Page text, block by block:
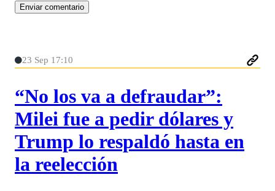
23 Sep 17:10
“No los va a defraudar”:
Milei fue a pedir dólares y
Trump lo respaldó hasta en
la reelección